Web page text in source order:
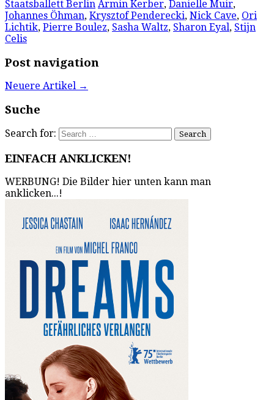
Staatsballett Berlin Armin Kerber, Danielle Muir,
Johannes Öhman, Krysztof Penderecki, Nick Cave, Ori
Lichtik, Pierre Boulez, Sasha Waltz, Sharon Eyal, Stijn
Celis
Post navigation
Neuere Artikel →
Suche
Search for:
EINFACH ANKLICKEN!
WERBUNG! Die Bilder hier unten kann man
anklicken...!